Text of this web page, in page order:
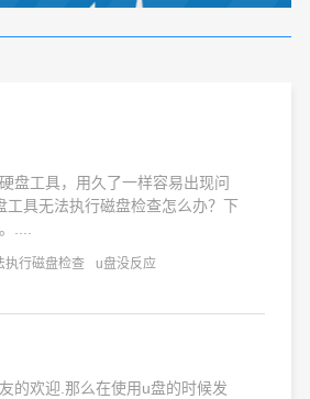
盘工具，用久了一样容易出现问
具无法执行磁盘检查怎么办？下
....
执行磁盘检查 u盘没反应
的欢迎.那么在使用u盘的时候发